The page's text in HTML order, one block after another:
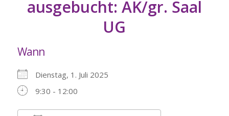
ausgebucht: AK/gr. Saal
UG
Wann
Dienstag, 1. Juli 2025
9:30 - 12:00